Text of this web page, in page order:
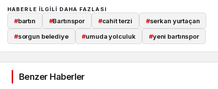
HABERLE ILGILI DAHA FAZLASI
#bartın #Bartınspor #cahit terzi #serkan yurtaçan
#sorgun belediye #umuda yolculuk #yeni bartınspor
Benzer Haberler